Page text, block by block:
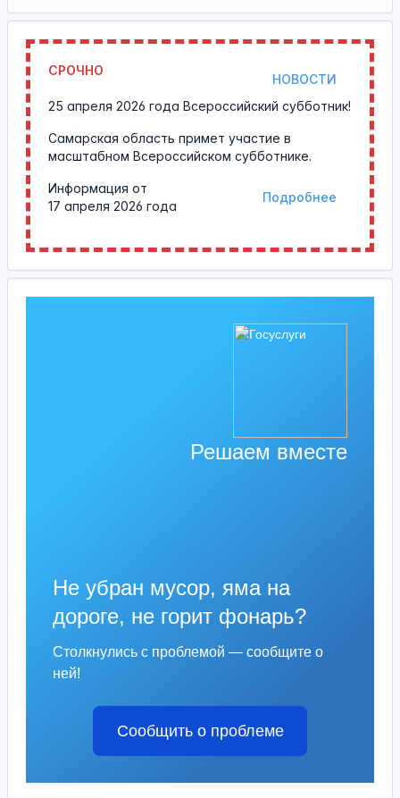
СРОЧНО
НОВОСТИ
25 апреля 2026 года Всероссийский субботник!
Самарская область примет участие в
масштабном Всероссийском субботнике.
Подробнее
Информация от
17 апреля 2026 года
Решаем вместе
Не убран мусор, яма на
дороге, не горит фонарь?
Столкнулись с проблемой — сообщите о
ней!
Сообщить о проблеме